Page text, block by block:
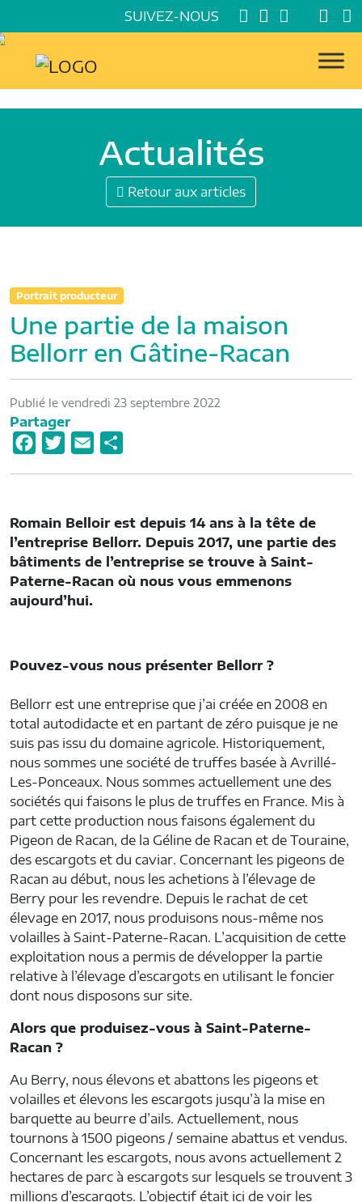
SUIVEZ-NOUS
Actualités
Retour aux articles
Portrait producteur
Une partie de la maison
Bellorr en Gâtine-Racan
Publié le vendredi 23 septembre 2022
Partager
b
o
o
k
t
e
r
l
a
g
e
Romain Belloir est depuis 14 ans à la tête de
l’entreprise Bellorr. Depuis 2017, une partie des
bâtiments de l’entreprise se trouve à Saint-
Paterne-Racan où nous vous emmenons
aujourd’hui.
Pouvez-vous nous présenter Bellorr?
Bellorr est une entreprise que j’ai créée en 2008 en
total autodidacte et en partant de zéro puisque je ne
suis pas issu du domaine agricole. Historiquement,
nous sommes une société de truffes basée à Avrillé-
Les-Ponceaux. Nous sommes actuellement une des
sociétés qui faisons le plus de truffes en France. Mis à
part cette production nous faisons également du
Pigeon de Racan, de la Géline de Racan et de Touraine,
des escargots et du caviar. Concernant les pigeons de
Racan au début, nous les achetions à l’élevage de
Berry pour les revendre. Depuis le rachat de cet
élevage en 2017, nous produisons nous-même nos
volailles à Saint-Paterne-Racan. L’acquisition de cette
exploitation nous a permis de développer la partie
relative à l’élevage d’escargots en utilisant le foncier
dont nous disposons sur site.
Alors que produisez-vous à Saint-Paterne-
Racan ?
Au Berry, nous élevons et abattons les pigeons et
volailles et élevons les escargots jusqu’à la mise en
barquette au beurre d’ails. Actuellement, nous
tournons à 1500 pigeons / semaine abattus et vendus.
Concernant les escargots, nous avons actuellement 2
hectares de parc à escargots sur lesquels se trouvent 3
millions d’escargots. L’objectif était ici de voir les